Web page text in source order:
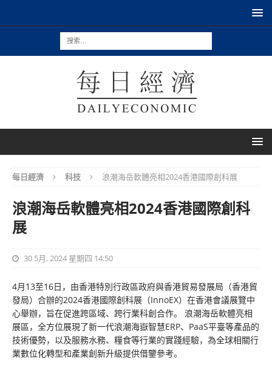
每日經濟 科技 浪潮海岳軟體亮相2024香港國際創科展
浪潮海岳軟體亮相2024香港國際創科
展
30 5月, 2024 星期四 14:50
4月13至16日，由香港特別行政區政府與香港貿易發展局（香港貿
發局）合辦的2024香港國際創科展（InnoEX）在香港會議展覽中
心舉辦，旨在促進跨區域、跨行業科創合作。 浪潮海岳軟體亮相
展區，全方位展現了新一代浪潮海嶽智慧ERP、PaaS平臺等產品的
技術優勢，以及服務水務、糧食等行業的實踐經驗，為全球相關行
業數位化轉型和產業創新升級提供借鑒參考。